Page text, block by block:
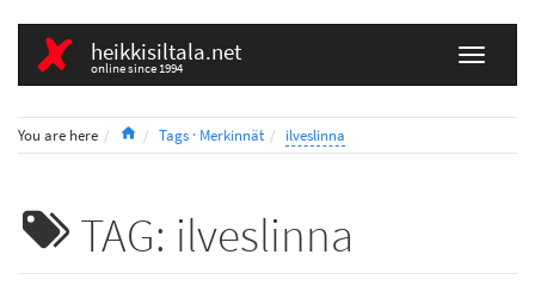
heikkisiltala.net
online since 1994
You are here HomeTags · Merkinnät ilveslinna
TAG: ilveslinna